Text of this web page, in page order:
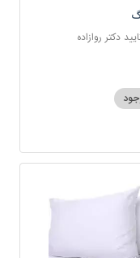
دکتر روازاده